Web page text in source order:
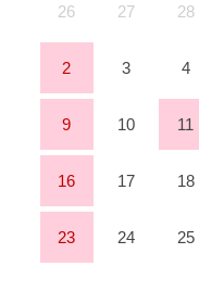
26 27 28
2 3 4
9 10 11
16 17 18
23 24 25